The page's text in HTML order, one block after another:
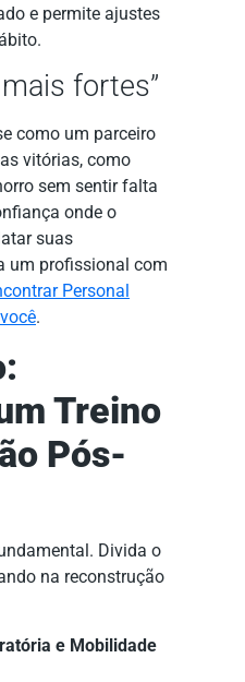
e permite ajustes
fortes”
como um parceiro
vitórias, como
sem sentir falta
onde o
suas
um profissional com
Personal
.
Treino
Pós-
Divida o
na reconstrução
e Mobilidade